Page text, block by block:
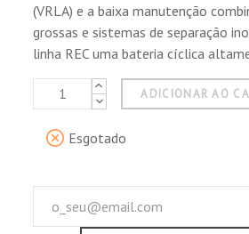
(VRLA) e a baixa manutenção
grossas e sistemas de separação
linha REC uma bateria cíclica
ADICIONAR AO
Esgotado